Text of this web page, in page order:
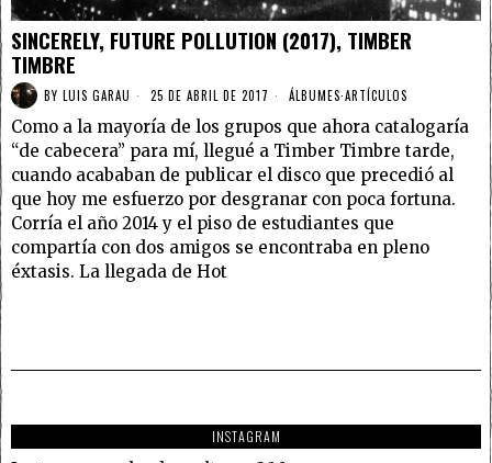
SINCERELY, FUTURE POLLUTION (2017), TIMBER
TIMBRE
BY LUIS GARAU 25 DE ABRIL DE 2017 ÁLBUMES·ARTÍCULOS
Como a la mayoría de los grupos que ahora catalogaría
“de cabecera” para mí, llegué a Timber Timbre tarde,
cuando acababan de publicar el disco que precedió al
que hoy me esfuerzo por desgranar con poca fortuna.
Corría el año 2014 y el piso de estudiantes que
compartía con dos amigos se encontraba en pleno
éxtasis. La llegada de Hot
INSTAGRAM